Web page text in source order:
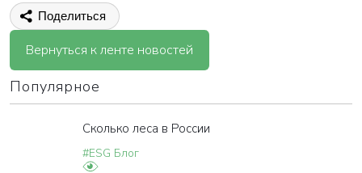
Поделиться
Вернуться к ленте новостей
Популярное
Сколько леса в России
#ESG Блог